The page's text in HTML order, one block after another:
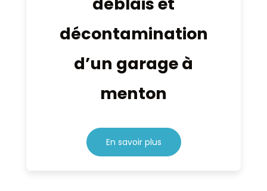
décontamination
d’un garage à
menton
En savoir plus